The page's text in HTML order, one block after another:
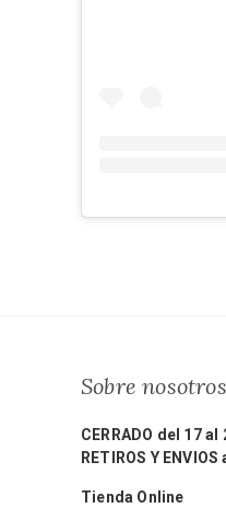
Sobre nosotros
CERRADO del 17
RETIROS Y
Tienda Online